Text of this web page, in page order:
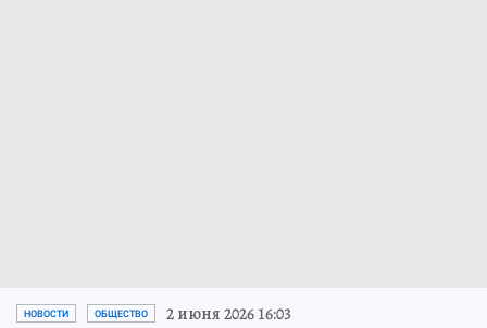
НОВОСТИ ОБЩЕСТВО 2 июня 2026 16:03